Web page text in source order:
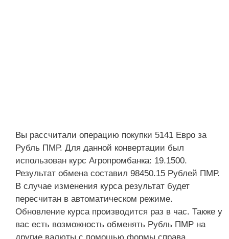
Вы рассчитали операцию покупки 5141 Евро за
Рубль ПМР. Для данной конвертации был
использован курс Агропромбанка: 19.1500.
Результат обмена составил 98450.15 Рублей ПМР.
В случае изменения курса результат будет
пересчитан в автоматическом режиме.
Обновление курса производится раз в час. Также у
вас есть возможность обменять Рубль ПМР на